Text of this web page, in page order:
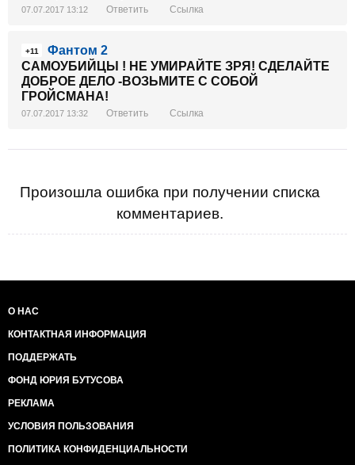
07.07.2017 13:12 Ответить Ссылка
+11
Фантом 2
САМОУБИЙЦЫ ! НЕ УМИРАЙТЕ ЗРЯ! СДЕЛАЙТЕ
ДОБРОЕ ДЕЛО -ВОЗЬМИТЕ С СОБОЙ
ГРОЙСМАНА!
07.07.2017 13:32 Ответить Ссылка
Произошла ошибка при получении списка
комментариев.
О НАС
КОНТАКТНАЯ ИНФОРМАЦИЯ
ПОДДЕРЖАТЬ
ФОНД ЮРИЯ БУТУСОВА
РЕКЛАМА
УСЛОВИЯ ПОЛЬЗОВАНИЯ
ПОЛИТИКА КОНФИДЕНЦИАЛЬНОСТИ